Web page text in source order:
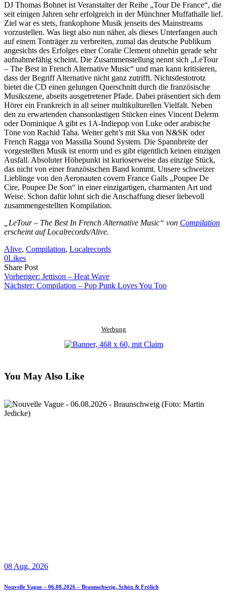
Facebook
to
clipboard
via
eMail
DJ Thomas Bohnet ist Veranstalter der Reihe „Tour De France“, die
seit einigen Jahren sehr erfolgreich in der Münchner Muffathalle lief.
Ziel war es stets, frankophone Musik jenseits des Mainstreams
vorzustellen. Was liegt also nun näher, als dieses Unterfangen auch
auf einem Tonträger zu verbreiten, zumal das deutsche Publikum
angesichts des Erfolges einer Coralie Clement ohnehin gerade sehr
aufnahmefähig scheint. Die Zusammenstellung nennt sich „LeTour
– The Best in French Alternative Music“ und man kann kritisieren,
dass der Begriff Alternative nicht ganz zutrifft. Nichtsdestotrotz
bietet die CD einen gelungen Querschnitt durch die französische
Musikszene, abseits ausgetretener Pfade. Dabei präsentiert sich dem
Hörer ein Frankreich in all seiner multikulturellen Vielfalt. Neben
den zu erwartenden chansonlastigen Stücken eines Vincent Delerm
oder Dominique A gibt es 1A-Indiepop von Luke oder arabische
Töne von Rachid Taha. Weiter geht’s mit Ska von N&SK oder
French Ragga von Massilia Sound System. Die Spannbreite der
vorgestellten Musik ist enorm und es gibt eigentlich keinen einzigen
Ausfall. Absoluter Höhepunkt ist kurioserweise das einzige Stück,
das nicht von einer französischen Band kommt. Unsere schweizer
Lieblinge von den Aeronauten covern France Galls „Poupee De
Cire, Poupee De Son“ in einer einzigartigen, charmanten Art und
Weise. Schon dafür lohnt sich die Anschaffung dieser liebevoll
zusammengestellten Kompilation.
„LeTour – The Best In French Alternative Music“ von Compilation
erscheint auf Localrecords/Alive.
Alive, Compilation, Localrecords
0Likes
Share PostShare
on
Facebook
Copy
URL
to
Send
Link
via
Vorheriger: Jettison – Heat Wave
Nächster: Compilation – Pop Punk Loves You Too
Werbung
You May Also Like
08 Aug. 2026
Nouvelle Vague – 06.08.2026 – Braunschweig, Schön & Frölich